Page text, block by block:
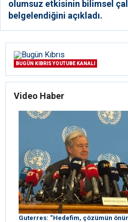
olumsuz etkisinin bilimsel
belgelendiğini açıkladı.
BUGÜN KIBRIS YOUTUBE KANALI
Video Haber
Guterres: “Hedefim, çözümün